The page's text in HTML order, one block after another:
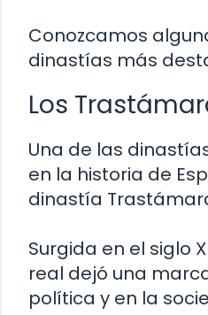
Conozcamos
dinastías más
Los
Una de las
en la historia de
dinastía
Surgida en el siglo
real dejó una
política y en la